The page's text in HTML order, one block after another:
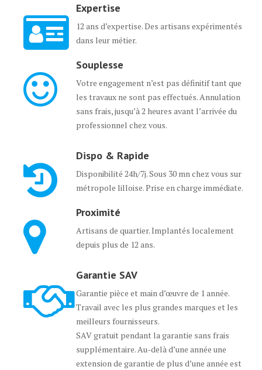
Expertise
12 ans d’expertise. Des artisans expérimentés
dans leur métier.
Souplesse
Votre engagement n’est pas définitif tant que
les travaux ne sont pas effectués. Annulation
sans frais, jusqu’à 2 heures avant l’arrivée du
professionnel chez vous.
Dispo & Rapide
Disponibilité 24h/7j. Sous 30 mn chez vous sur
métropole lilloise. Prise en charge immédiate.
Proximité
Artisans de quartier. Implantés localement
depuis plus de 12 ans.
Garantie SAV
Garantie pièce et main d’œuvre de 1 année.
Travail avec les plus grandes marques et les
meilleurs fournisseurs.
SAV gratuit pendant la garantie sans frais
supplémentaire. Au-delà d’une année une
extension de garantie de plus d’une année est